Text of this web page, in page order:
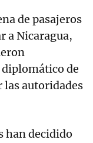
de pasajeros
a Nicaragua,
de
las autoridades
han decidido